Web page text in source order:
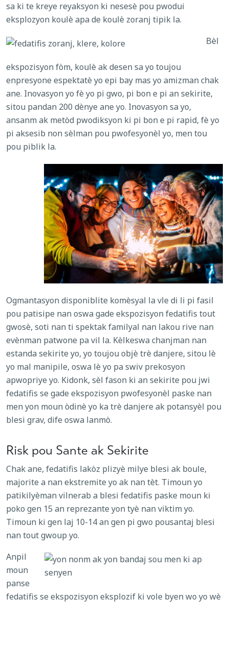
sa ki te kreye reyaksyon ki nesesè pou pwodui
eksplozyon koulè apa de koulè zoranj tipik la.
Bèl
ekspozisyon fòm, koulè ak desen sa yo toujou
enpresyone espektatè yo epi bay mas yo amizman chak
ane. Inovasyon yo fè yo pi gwo, pi bon e pi an sekirite,
sitou pandan 200 dènye ane yo. Inovasyon sa yo,
ansanm ak metòd pwodiksyon ki pi bon e pi rapid, fè yo
pi aksesib non sèlman pou pwofesyonèl yo, men tou
pou piblik la.
Ogmantasyon disponiblite komèsyal la vle di li pi fasil
pou patisipe nan oswa gade ekspozisyon fedatifis tout
gwosè, soti nan ti spektak familyal nan lakou rive nan
evènman patwone pa vil la. Kèlkeswa chanjman nan
estanda sekirite yo, yo toujou objè trè danjere, sitou lè
yo mal manipile, oswa lè yo pa swiv prekosyon
apwopriye yo. Kidonk, sèl fason ki an sekirite pou jwi
fedatifis se gade ekspozisyon pwofesyonèl paske nan
men yon moun òdinè yo ka trè danjere ak potansyèl pou
blesi grav, dife oswa lanmò.
Risk pou Sante ak Sekirite
Chak ane, fedatifis lakòz plizyè milye blesi ak boule,
majorite a nan ekstremite yo ak nan tèt. Timoun yo
patikilyèman vilnerab a blesi fedatifis paske moun ki
poko gen 15 an reprezante yon tyè nan viktim yo.
Timoun ki gen laj 10-14 an gen pi gwo pousantaj blesi
nan tout gwoup yo.
Anpil
moun
panse
fedatifis se ekspozisyon eksplozif ki vole byen wo yo wè